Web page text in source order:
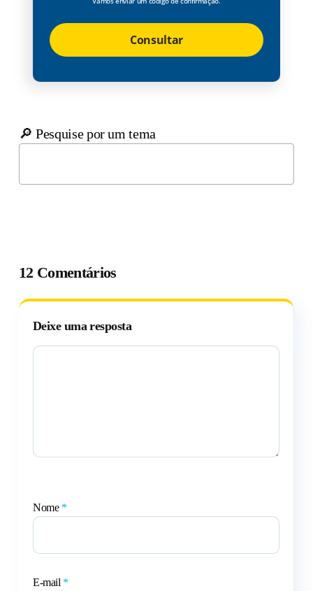
Consultar
🔎 Pesquise por um tema
12 Comentários
Deixe uma resposta
Nome *
E-mail *